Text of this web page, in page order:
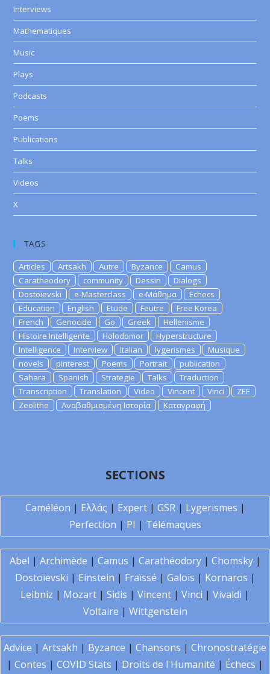
Interviews
Mathematiques
Music
Plays
Podcasts
Poems
Publications
Talks
Videos
X
TAGS
Articles Artsakh Autre Byzance
Camus
Caratheodory
community Dessin
Dialogs
Dostoievski
e-Masterclass e-Μάθημα
Echecs
Education
English Etude Feutre
Free Korea
French
Genocide Go Greek
Hellenisme
Histoire Intelligente
Holodomor
Hyperstructure
Intelligence
Interview Italian lygerismes
Musique
novels
pinterest Poems Portrait
publication
Sahara
Spanish Strategie Talks
Traduction
Transcription
Translation Video Vincent Vinci
ZEE
Zeolithe
Αναβαθμισμένη Ιστορία Καταγραφή
SECTIONS
Caméléon | Ελλάς | Expert| GSR| Lygerismes |
Perfection | PI | Télémaques
Abel | Archimède | Camus | Carathéodory| Chomsky|
Dostoïevski | Einstein | Fraïssé | Galois | Kornaros |
Leibniz | Mozart | Sidis | Vincent | Vinci | Vivaldi |
Voltaire | Wittgenstein
Advice | Artsakh | Byzance | Chansons | Chronostratégie
| Contes | COVID Stats | Droits de l'Humanité | Échecs |